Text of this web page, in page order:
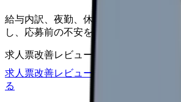
給与内訳、夜勤、休日、教育、職場の
し、応募前の不安を減らす求人票へ改善
求人票改善レビュー
求人票改善レビューの見積もりを依頼
る